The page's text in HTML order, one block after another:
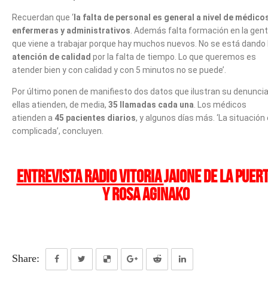
Recuerdan que ‘ la falta de personal es general a nivel de
enfermeras y administrativos. Además falta formación en la
que viene a trabajar porque hay muchos nuevos. No se está dando
atención de calidad por la falta de tiempo. Lo que queremos es
atender bien y con calidad y con 5 minutos no se puede’.
Por último ponen de manifiesto dos datos que ilustran su
ellas atienden, de media, 35 llamadas cada una. Los médicos
atienden a 45 pacientes diarios, y algunos días más. ‘La situación
complicada’, concluyen.
ENTREVISTA Radio VitoriaJaione de la
y Rosa Aginako
Share: